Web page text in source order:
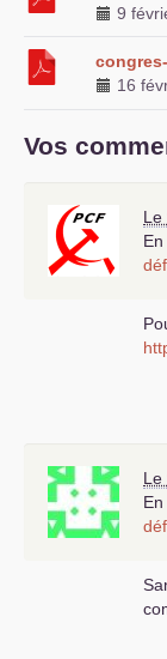
9
16
Vos
Le
Le